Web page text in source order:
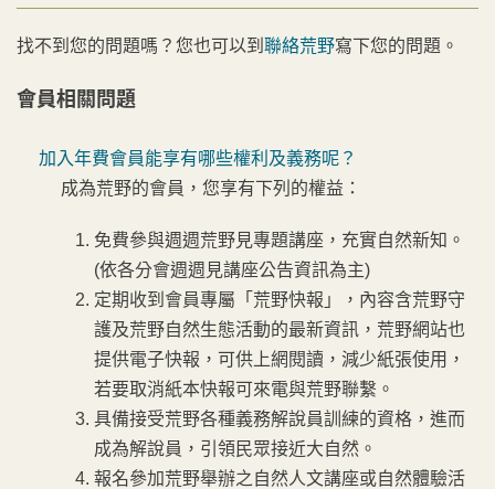
找不到您的問題嗎？您也可以到 聯絡荒野寫下您的問題。
會員相關問題
加入年費會員能享有哪些權利及義務呢？
成為荒野的會員，您享有下列的權益：
免費參與週週荒野見專題講座，充實自然新知。
(依各分會週週見講座公告資訊為主)
定期收到會員專屬「荒野快報」，內容含荒野守
護及荒野自然生態活動的最新資訊，荒野網站也
提供電子快報，可供上網閱讀，減少紙張使用，
若要取消紙本快報可來電與荒野聯繫。
具備接受荒野各種義務解說員訓練的資格，進而
成為解說員，引領民眾接近大自然。
報名參加荒野舉辦之自然人文講座或自然體驗活